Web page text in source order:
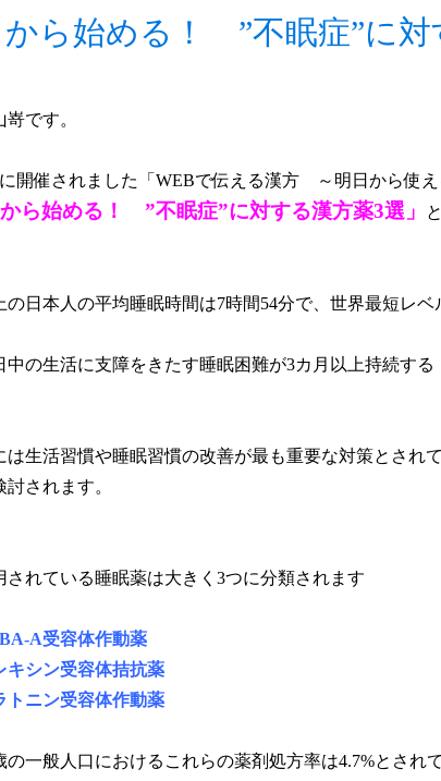
から始める！ ”不眠症”に対
です。
開催されました「WEBで伝える漢方 ～明日から使
から始める！ ”不眠症”に対する漢方薬3選」
の日本人の平均睡眠時間は7時間54分で、世界最短レベ
中の生活に支障をきたす睡眠困難が3カ月以上持続す
は生活習慣や睡眠習慣の改善が最も重要な対策とされ
されます。
されている睡眠薬は大きく3つに分類されます
A受容体作動薬
シン受容体拮抗薬
ニン受容体作動薬
の一般人口におけるこれらの薬剤処方率は4.7%とされ